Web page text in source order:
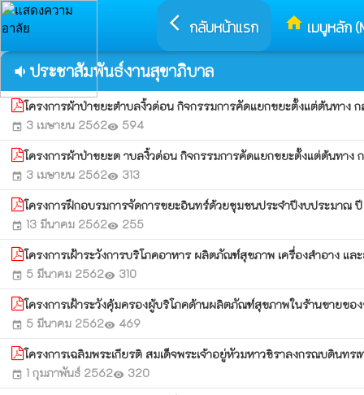
arrow_back_ios กลับหน้าแรก home เมนูหลัก
volume_down ประชาสัมพันธ์งานสุขาภิบาล
โครงการผ้าป่าขยะตำบลงิ้วด่อน กิจกรรมการคัดแยกขยะตั้งแต่ต้นทาง
event 3 เมษายน 2562visibility 594
โครงการผ้าป่าขยะต าบลงิ้วด่อน กิจกรรมการคัดแยกขยะตั้งแต่ต้นทาง
event 3 เมษายน 2562visibility 313
โครงการฝึกอบรมการจัดการขยะอินทร์ด้วยชุมชนประจำปีงบประมาณ
event 13 มีนาคม 2562visibility 255
โครงการเฝ้าระวังการบริโภคอาหาร ผลิตภัณฑ์สุขภาพ เครื่องสำอาง แ
event 5 มีนาคม 2562visibility 310
โครงการเฝ้าระวังคุ้มครองผู้บริโภคด้านผลิตภัณฑ์สุขภาพในร้านขายข
event 5 มีนาคม 2562visibility 469
โครงการเฉลิมพระเกียรติ สมเด็จพระเจ้าอยู่หัวมหาวชิราลงกรณบดินท
event 1 กุมภาพันธ์ 2562visibility 320